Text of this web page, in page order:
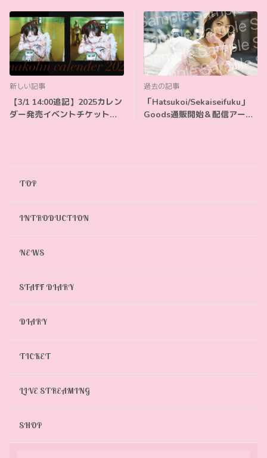
新しい記事
【3/1 14:00追記】2025カレン
ダー発売イベントチケット本
過去の記事
「Hatsukoi/Sekaiseifuku」
Goods通販開始＆配信アーカ
TOP
INTRODUCTION
NEWS
STAFF DIARY
DIARY
TICKET
LIVE STREAMING
SHOP